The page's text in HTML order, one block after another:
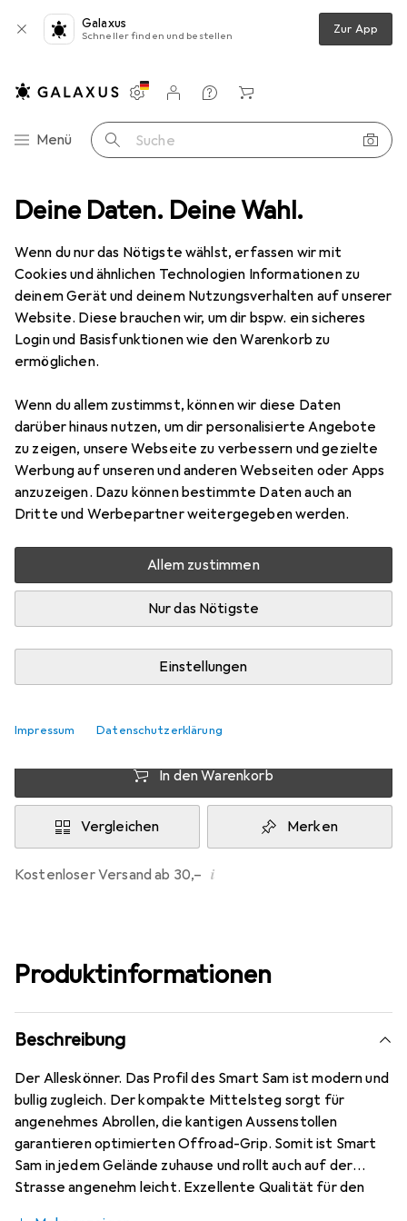
Deine Daten. Deine Wahl.
Wenn du nur das Nötigste wählst, erfassen wir mit
Cookies und ähnlichen Technologien Informationen zu
deinem Gerät und deinem Nutzungsverhalten auf unserer
Website. Diese brauchen wir, um dir bspw. ein sicheres
Login und Basisfunktionen wie den Warenkorb zu
ermöglichen.
Wenn du allem zustimmst, können wir diese Daten
darüber hinaus nutzen, um dir personalisierte Angebote
zu zeigen, unsere Webseite zu verbessern und gezielte
Werbung auf unseren und anderen Webseiten oder Apps
anzuzeigen. Dazu können bestimmte Daten auch an
Dritte und Werbepartner weitergegeben werden.
Allem zustimmen
Nur das Nötigste
Einstellungen
Impressum Datenschutzerklärung
Galaxus
Schneller finden und bestellen Zur App
Navigation nach Kategorien
Menü Suche
Einstellungen
Kundenkonto
Vergleichslisten
Merklisten
Warenkorb
Veloräder + Veloschläuche Veloreifen Schwalbe Smart Sam
3 Bilder
Schwalbe Smart Sam
Preis in EUR inkl. MwSt.
EUR
24,30
Schneller lieferbar
Angebot für
EUR
31,51
Zwischen Di, 11.8. und Fr, 14.8. geliefert
Lieferort angeben für genaue Lieferzeit
fahrrad-teile.shopDE
In den Warenkorb
Vergleichen Merken
Kostenloser Versand ab 30,– i
Produktinformationen
Beschreibung
Der Alleskönner. Das Profil des Smart Sam ist modern und
bullig zugleich. Der kompakte Mittelsteg sorgt für
angenehmes Abrollen, die kantigen Aussenstollen
garantieren optimierten Offroad-Grip. Somit ist Smart
Sam in jedem Gelände zuhause und rollt auch auf der
Strasse angenehm leicht. Exzellente Qualität für den